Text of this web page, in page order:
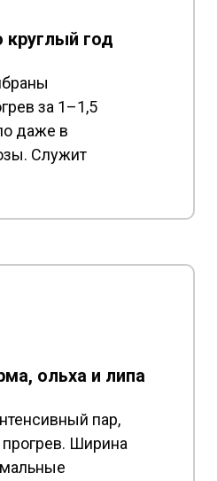
за 1–1,5
даже в
Служит
год
пар,
Ширина
ольха и липа